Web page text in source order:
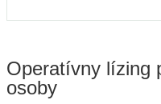
Operatívny lízing
osoby